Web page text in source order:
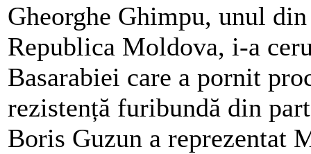
Gheorghe Ghimpu, unul
Republica Moldova, i-a
Basarabiei care a pornit
rezistență furibundă din
Boris Guzun a reprezentat